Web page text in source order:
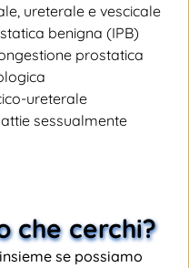
ureterale e vescicale
benigna (IPB)
prostatica
ureterale
sessualmente
Non trovi quello che cerchi?
se possiamo